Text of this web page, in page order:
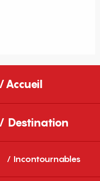
Accueil
Destination
Incontournables